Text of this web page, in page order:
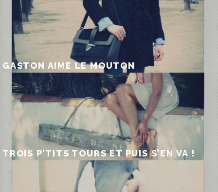
GASTON AIME LE MOUTON
TROIS P’TITS TOURS ET PUIS S’EN VA !